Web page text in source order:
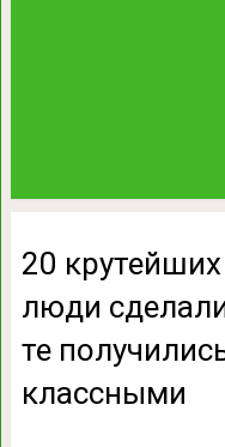
20
люди
те
классными